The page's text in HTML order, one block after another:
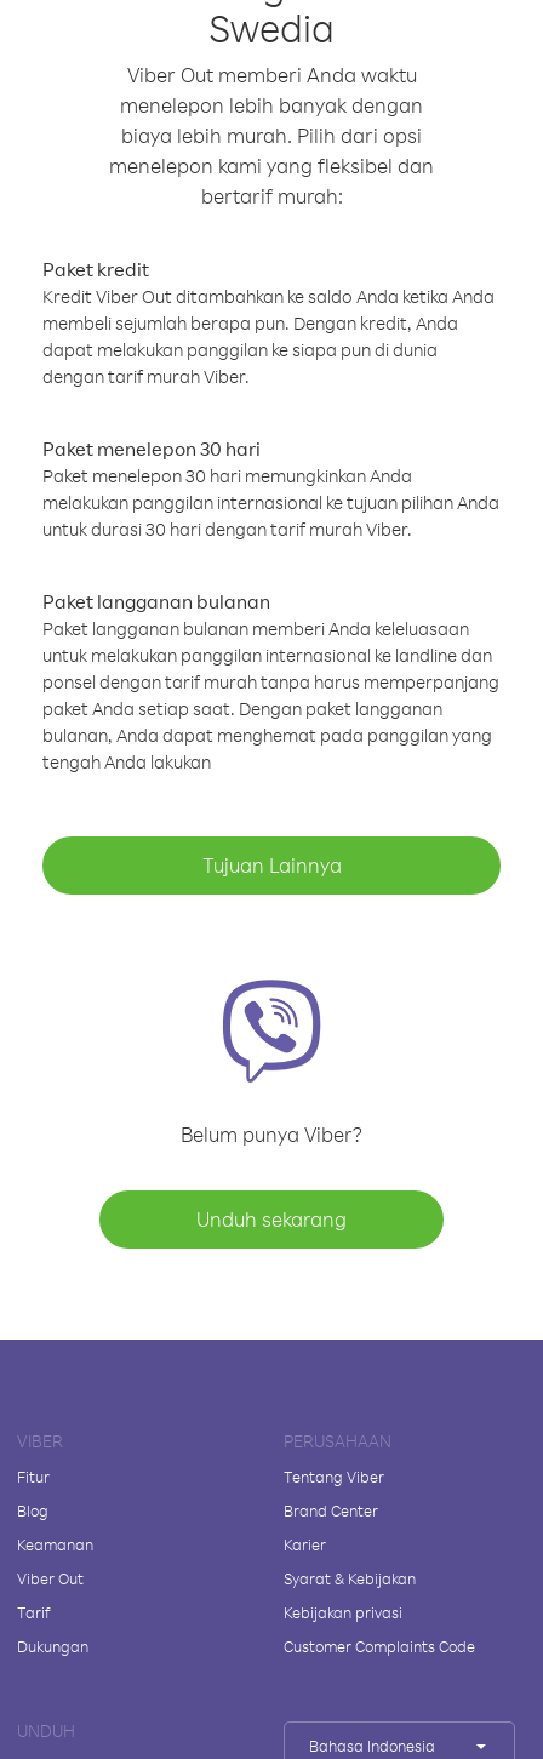
Swedia
Viber Out memberi Anda waktu
menelepon lebih banyak dengan
biaya lebih murah. Pilih dari opsi
menelepon kami yang fleksibel dan
bertarif murah:
Paket kredit
Kredit Viber Out ditambahkan ke saldo Anda ketika Anda
membeli sejumlah berapa pun. Dengan kredit, Anda
dapat melakukan panggilan ke siapa pun di dunia
dengan tarif murah Viber.
Paket menelepon 30 hari
Paket menelepon 30 hari memungkinkan Anda
melakukan panggilan internasional ke tujuan pilihan Anda
untuk durasi 30 hari dengan tarif murah Viber.
Paket langganan bulanan
Paket langganan bulanan memberi Anda keleluasaan
untuk melakukan panggilan internasional ke landline dan
ponsel dengan tarif murah tanpa harus memperpanjang
paket Anda setiap saat. Dengan paket langganan
bulanan, Anda dapat menghemat pada panggilan yang
tengah Anda lakukan
Tujuan Lainnya
Belum punya Viber?
Unduh sekarang
VIBER
Fitur
Blog
Keamanan
Viber Out
Tarif
Dukungan
PERUSAHAAN
Tentang Viber
Brand Center
Karier
Syarat & Kebijakan
Kebijakan privasi
Customer Complaints Code
UNDUH
Bahasa Indonesia